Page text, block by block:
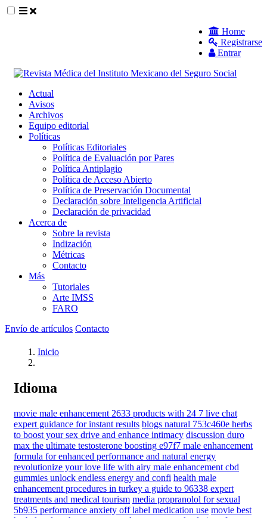
##plugins.themes.themeEleven.accessible_menu.sidebar##
Home
Registrarse
Entrar
Actual
Avisos
Archivos
Equipo editorial
Políticas
Políticas Editoriales
Política de Evaluación por Pares
Política Antiplagio
Política de Acceso Abierto
Política de Preservación Documental
Declaración sobre Inteligencia Artificial
Declaración de privacidad
Acerca de
Sobre la revista
Indización
Métricas
Contacto
Más
Tutoriales
Arte IMSS
FARO
Envío de artículos Contacto
Inicio
Idioma
movie male enhancement 2633 products with 24 7 live chat
expert guidance for instant results blogs natural 753c460e herbs
to boost your sex drive and enhance intimacy discussion duro
max the ultimate testosterone boosting e97f7 male enhancement
formula for enhanced performance and natural energy
revolutionize your love life with airy male enhancement cbd
gummies unlock endless energy and confi health male
enhancement procedures in turkey a guide to 96338 expert
treatments and medical tourism media propranolol for sexual
5b935 performance anxiety off label medication use movie best